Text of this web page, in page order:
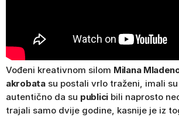
Vođeni kreativnom silom Milana
akrobatasu postali vrlo traženi, imali
autentično da su publicibili naprosto
trajali samo dvije godine, kasnije je iz